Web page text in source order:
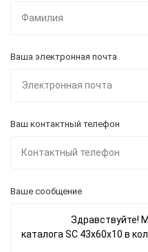
Ваша электронная почта
Ваш контактный телефон
Ваше сообщение